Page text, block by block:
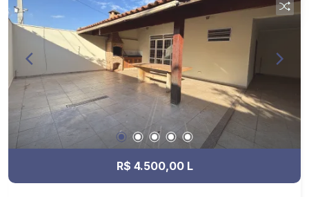
Imóveis - sede na Av. Professor João Fiusa;
R$ 4.500,00 L